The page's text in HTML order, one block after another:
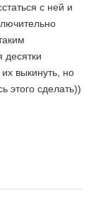
с ней и
выкинуть, но
этого сделать))